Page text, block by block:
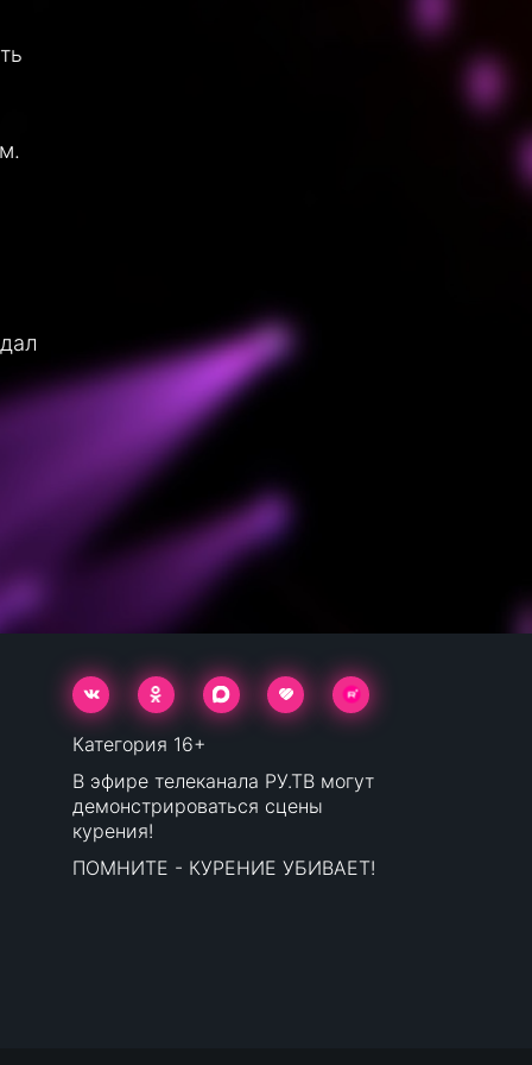
Категория 16+
В эфире телеканала РУ.ТВ могут
демонстрироваться сцены
курения!
ПОМНИТЕ - КУРЕНИЕ УБИВАЕТ!